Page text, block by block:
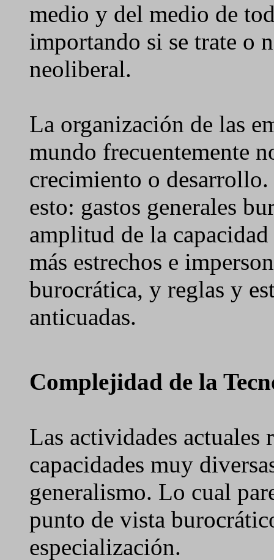
medio y del medio de
importando si se trate o
neoliberal.
La organización de las
mundo frecuentemente
crecimiento o
esto: gastos generales
amplitud de la
más estrechos e
burocrática, y reglas y
anticuadas.
Complejidad de la
Las actividades actuales
capacidades muy
generalismo. Lo cual
punto de vista
especialización.